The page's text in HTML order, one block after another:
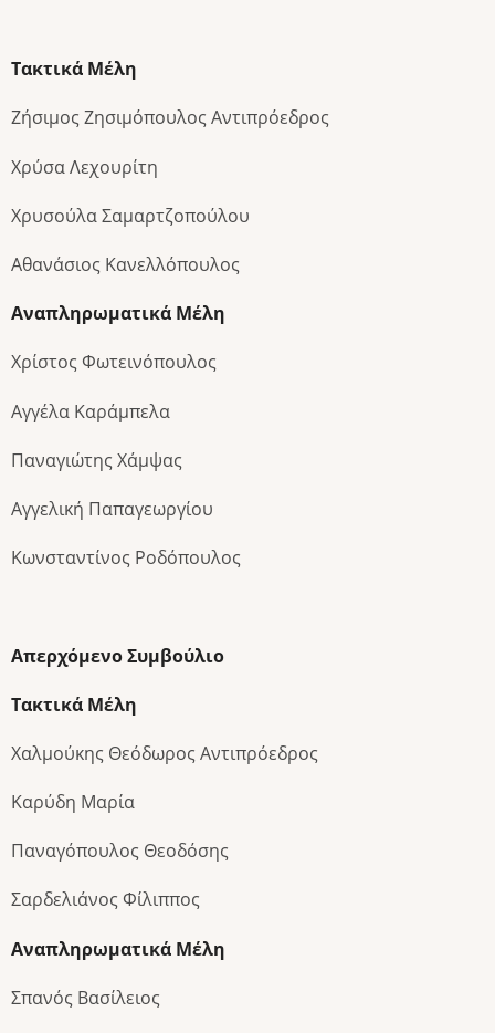
Τακτικά Μέλη
Ζήσιμος Ζησιμόπουλος Αντιπρόεδρος
Χρύσα Λεχουρίτη
Χρυσούλα Σαμαρτζοπούλου
Αθανάσιος Κανελλόπουλος
Αναπληρωματικά Μέλη
Χρίστος Φωτεινόπουλος
Αγγέλα Καράμπελα
Παναγιώτης Χάμψας
Αγγελική Παπαγεωργίου
Κωνσταντίνος Ροδόπουλος
Απερχόμενο Συμβούλιο
Τακτικά Μέλη
Χαλμούκης Θεόδωρος Αντιπρόεδρος
Καρύδη Μαρία
Παναγόπουλος Θεοδόσης
Σαρδελιάνος Φίλιππος
Αναπληρωματικά Μέλη
Σπανός Βασίλειος